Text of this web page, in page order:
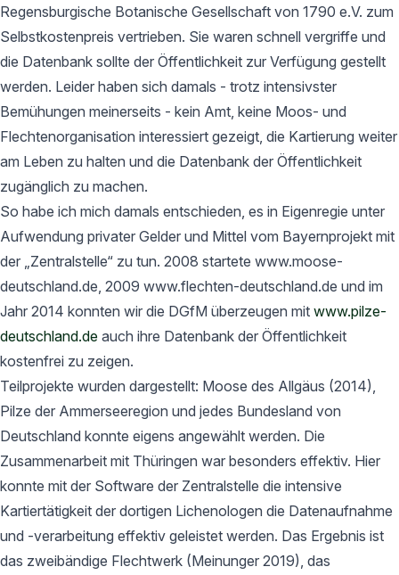
Regensburgische Botanische Gesellschaft von 1790 e.V. zum
Selbstkostenpreis vertrieben. Sie waren schnell vergriffe und
die Datenbank sollte der Öffentlichkeit zur Verfügung gestellt
werden. Leider haben sich damals - trotz intensivster
Bemühungen meinerseits - kein Amt, keine Moos- und
Flechtenorganisation interessiert gezeigt, die Kartierung weiter
am Leben zu halten und die Datenbank der Öffentlichkeit
zugänglich zu machen.
So habe ich mich damals entschieden, es in Eigenregie unter
Aufwendung privater Gelder und Mittel vom Bayernprojekt mit
der „Zentralstelle“ zu tun. 2008 startete www.moose-
deutschland.de, 2009 www.flechten-deutschland.de und im
Jahr 2014 konnten wir die DGfM überzeugen mit www.pilze-
deutschland.de auch ihre Datenbank der Öffentlichkeit
kostenfrei zu zeigen.
Teilprojekte wurden dargestellt: Moose des Allgäus (2014),
Pilze der Ammerseeregion und jedes Bundesland von
Deutschland konnte eigens angewählt werden. Die
Zusammenarbeit mit Thüringen war besonders effektiv. Hier
konnte mit der Software der Zentralstelle die intensive
Kartiertätigkeit der dortigen Lichenologen die Datenaufnahme
und -verarbeitung effektiv geleistet werden. Das Ergebnis ist
das zweibändige Flechtwerk (Meinunger 2019), das